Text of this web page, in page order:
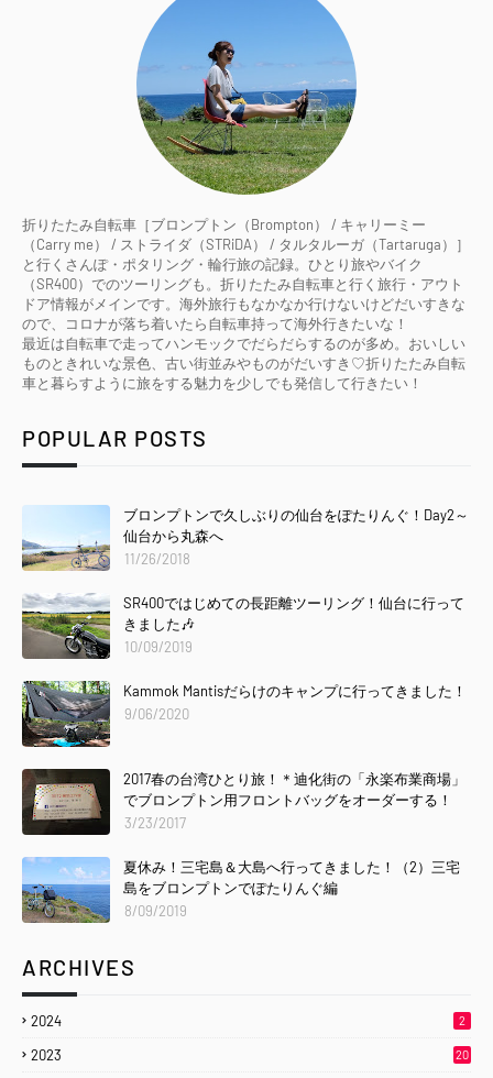
折りたたみ自転車［ブロンプトン（Brompton） / キャリーミー
（Carry me） / ストライダ（STRiDA） / タルタルーガ（Tartaruga）］
と行くさんぽ・ポタリング・輪行旅の記録。ひとり旅やバイク
（SR400）でのツーリングも。折りたたみ自転車と行く旅行・アウト
ドア情報がメインです。海外旅行もなかなか行けないけどだいすきな
ので、コロナが落ち着いたら自転車持って海外行きたいな！
最近は自転車で走ってハンモックでだらだらするのが多め。おいしい
ものときれいな景色、古い街並みやものがだいすき♡折りたたみ自転
車と暮らすように旅をする魅力を少しでも発信して行きたい！
POPULAR POSTS
ブロンプトンで久しぶりの仙台をぽたりんぐ！Day2～
仙台から丸森へ
11/26/2018
SR400ではじめての長距離ツーリング！仙台に行って
きました🎶
10/09/2019
Kammok Mantisだらけのキャンプに行ってきました！
9/06/2020
2017春の台湾ひとり旅！＊迪化街の「永楽布業商場」
でブロンプトン用フロントバッグをオーダーする！
3/23/2017
夏休み！三宅島＆大島へ行ってきました！（2）三宅
島をブロンプトンでぽたりんぐ編
8/09/2019
ARCHIVES
2024 2
2023 20